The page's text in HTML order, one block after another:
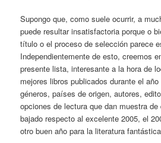
Supongo que, como suele ocurrir, a
puede resultar insatisfactoria porque o
título o el proceso de selección parece
Independientemente de esto, creemos
presente lista, interesante a la hora de
mejores libros publicados durante el
géneros, países de origen, autores,
opciones de lectura que dan muestra
bajado respecto al excelente 2005, el
otro buen año para la literatura